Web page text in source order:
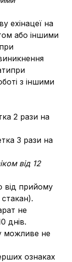
ехінацеї на
або іншими
з іншими
2 рази на
3 рази на
від 12
від прийому
не
днів.
можливе не
ознаках